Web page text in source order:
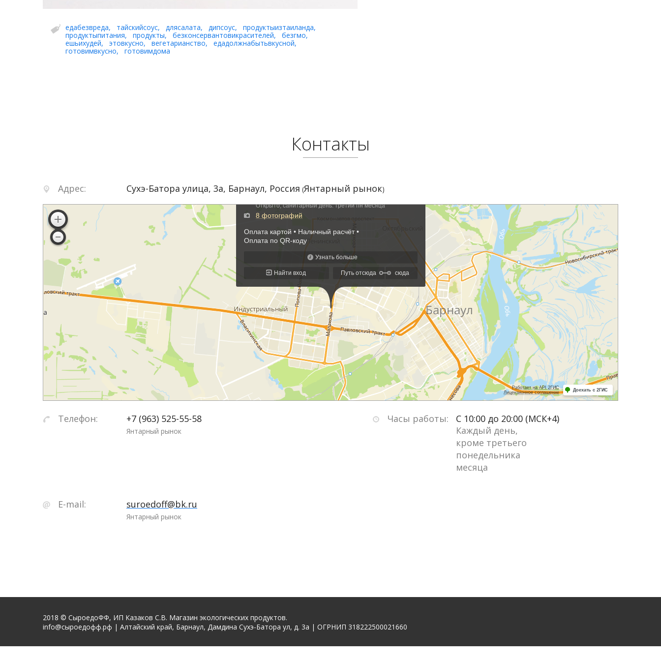
едабезвреда, тайскийсоус, длясалата, дипсоус, продуктыизтаиланда,
продуктыпитания, продукты, безконсервантовикрасителей, безгмо,
ешьихудей, этовкусно, вегетарианство, едадолжнабытьвкусной,
готовимвкусно, готовимдома
Контакты
Адрес: Сухэ-Батора улица, 3а, Барнаул, Россия (Янтарный рынок)
Телефон: +7 (963) 525-55-58
Янтарный рынок
Часы работы:
С 10:00 до 20:00 (МСК+4)
Каждый день,
кроме третьего
понедельника
месяца
E-mail: suroedoff@bk.ru
Янтарный рынок
2018 © СыроедоФФ, ИП Казаков С.В. Магазин экологических продуктов.
info@сыроедофф.рф | Алтайский край, Барнаул, Дамдина Сухэ-Батора ул, д. 3а | ОГРНИП 318222500021660